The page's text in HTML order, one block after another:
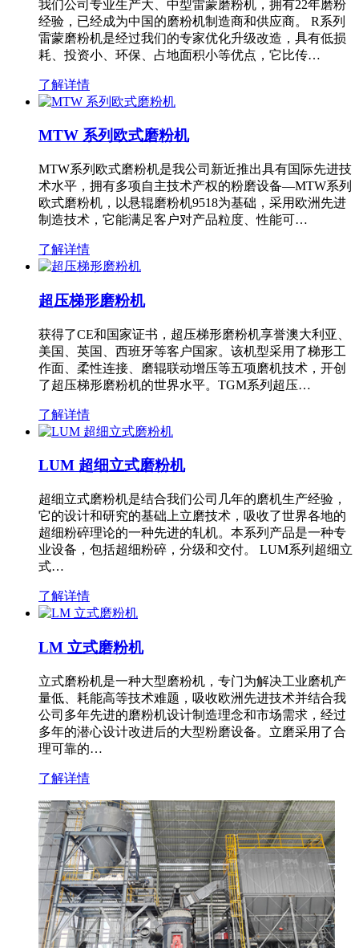
我们公司专业生产大、中型雷蒙磨粉机，拥有22年磨粉
经验，已经成为中国的磨粉机制造商和供应商。 R系列
雷蒙磨粉机是经过我们的专家优化升级改造，具有低损
耗、投资小、环保、占地面积小等优点，它比传…
了解详情
MTW 系列欧式磨粉机
MTW系列欧式磨粉机是我公司新近推出具有国际先进技
术水平，拥有多项自主技术产权的粉磨设备—MTW系列
欧式磨粉机，以悬辊磨粉机9518为基础，采用欧洲先进
制造技术，它能满足客户对产品粒度、性能可…
了解详情
超压梯形磨粉机
获得了CE和国家证书，超压梯形磨粉机享誉澳大利亚、
美国、英国、西班牙等客户国家。该机型采用了梯形工
作面、柔性连接、磨辊联动增压等五项磨机技术，开创
了超压梯形磨粉机的世界水平。TGM系列超压…
了解详情
LUM 超细立式磨粉机
超细立式磨粉机是结合我们公司几年的磨机生产经验，
它的设计和研究的基础上立磨技术，吸收了世界各地的
超细粉碎理论的一种先进的轧机。本系列产品是一种专
业设备，包括超细粉碎，分级和交付。 LUM系列超细立
式…
了解详情
LM 立式磨粉机
立式磨粉机是一种大型磨粉机，专门为解决工业磨机产
量低、耗能高等技术难题，吸收欧洲先进技术并结合我
公司多年先进的磨粉机设计制造理念和市场需求，经过
多年的潜心设计改进后的大型粉磨设备。立磨采用了合
理可靠的…
了解详情